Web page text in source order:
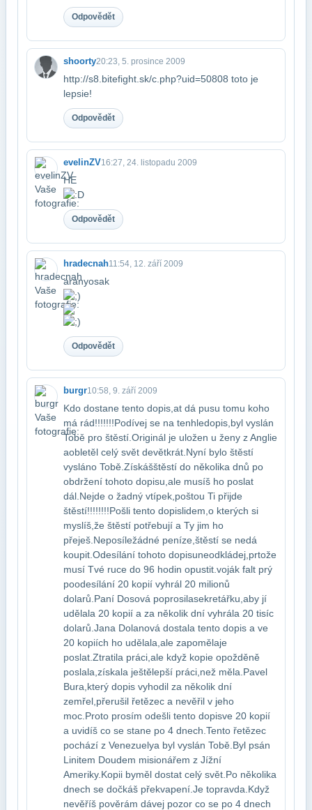
Odpovědět
shoorty20:23, 5. prosince 2009
http://s8.bitefight.sk/c.php?uid=50808 toto je
lepsie!
Odpovědět
evelinZV16:27, 24. listopadu 2009
HE
Odpovědět
hradecnah11:54, 12. září 2009
aranyosak
Odpovědět
burgr10:58, 9. září 2009
Kdo dostane tento dopis,at dá pusu tomu koho
má rád!!!!!!!Podívej se na tenhle​dopis,byl vyslán
Tobě pro štěstí.Originál je uložen u ženy z Anglie
a​obletěl celý svět devětkrát.Nyní bylo štěstí
vysláno Tobě.Získáš​štěstí do několika dnů po
obdržení tohoto dopisu,ale musíš ho poslat​
dál.Nejde o žadný vtípek,poštou Ti přijde
štěstí!!!!!!!!Pošli tento dopis​lidem,o kterých si
myslíš,že štěstí potřebují a Ty jim ho
přeješ.Neposíle​žádné peníze,štěstí se nedá
koupit.Odesílání tohoto dopisu​neodkládej,prtože
musí Tvé ruce do 96 hodin opustit.voják falt prý
po​odesílání 20 kopií vyhrál 20 milionů
dolarů.Paní Dosová poprosila​sekretářku,aby jí
udělala 20 kopií a za několik dní vyhrála 20 tisíc​
dolarů.Jana Dolanová dostala tento dopis a ve
20 kopiích ho udělala,ale zapoměla​je
poslat.Ztratila práci,ale když kopie opožděně
poslala,získala ještě​lepší práci,než měla.Pavel
Bura,který dopis vyhodil za několik dní​
zemřel,přerušil řetězec a nevěřil v jeho
moc.Proto prosím odešli tento dopis​ve 20 kopií
a uvidíš co se stane po 4 dnech.Tento řetězec
pochází z Venezuely​a byl vyslán Tobě.Byl psán
Linitem Doudem misionářem z Jížní
Ameriky.Kopii by​měl dostat celý svět.Po několika
dnech se dočkáš překvapení.Je to​pravda.Když
nevěříš pověrám dávej pozor co se po 4 dnech